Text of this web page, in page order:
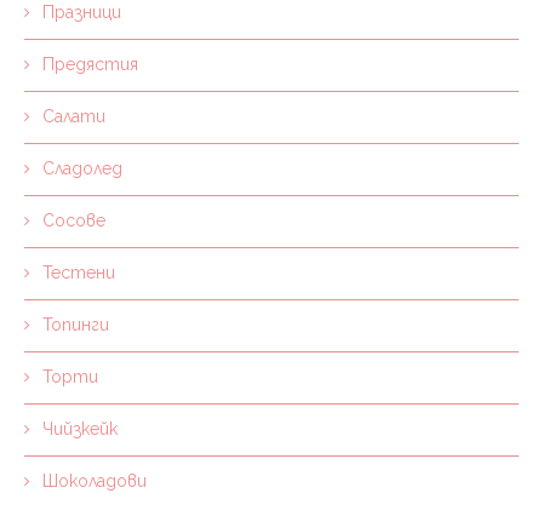
Празници
Предястия
Салати
Сладолед
Сосове
Тестени
Топинги
Торти
Чийзкейк
Шоколадови